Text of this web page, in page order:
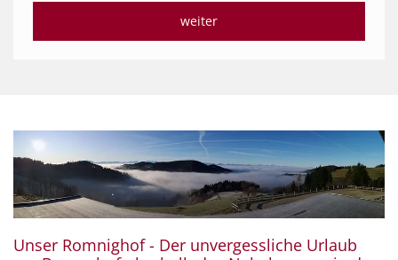
weiter
Unser Romnighof - Der unvergessliche Urlaub